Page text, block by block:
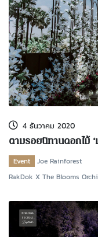
4 ธันวาคม 2020
ตามรอยนิทานดอกไม้
Destination : Return
Event
Joe Rainforest
RakDok X The Blooms